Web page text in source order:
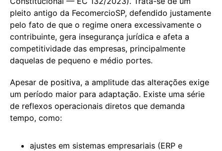
pleito antigo da FecomercioSP, defendido justamente
pelo fato de que o regime onera excessivamente o
contribuinte, gera insegurança jurídica e afeta a
competitividade das empresas, principalmente
daquelas de pequeno e médio portes.
Apesar de positiva, a amplitude das alterações exige
um período maior para adaptação. Existe uma série
de reflexos operacionais diretos que demanda
tempo, como:
ajustes em sistemas empresariais (ERP e